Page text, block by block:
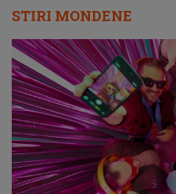
STIRI MONDENE